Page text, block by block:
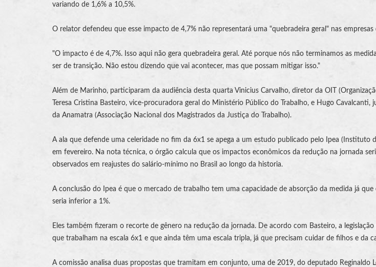
variando de 1,6% a 10,5%.
O relator defendeu que esse impacto de 4,7% não representará uma "quebradeira geral" nas empresas
"O impacto é de 4,7%. Isso aqui não gera quebradeira geral. Até porque nós não terminamos as
ser de transição. Não estou dizendo que vai acontecer, mas que possam mitigar isso."
Além de Marinho, participaram da audiência desta quarta Vinicius Carvalho, diretor da OIT (
Teresa Cristina Basteiro, vice-procuradora geral do Ministério Público do Trabalho, e Hugo Cavalcanti,
da Anamatra (Associação Nacional dos Magistrados da Justiça do Trabalho).
A ala que defende uma celeridade no fim da 6x1 se apega a um estudo publicado pelo Ipea (Instituto
em fevereiro. Na nota técnica, o órgão calcula que os impactos econômicos da redução na jornada
observados em reajustes do salário-mínimo no Brasil ao longo da historia.
A conclusão do Ipea é que o mercado de trabalho tem uma capacidade de absorção da medida já
seria inferior a 1%.
Eles também fizeram o recorte de gênero na redução da jornada. De acordo com Basteiro, a
que trabalham na escala 6x1 e que ainda têm uma escala tripla, já que precisam cuidar de filhos e da
A comissão analisa duas propostas que tramitam em conjunto, uma de 2019, do deputado Reginaldo